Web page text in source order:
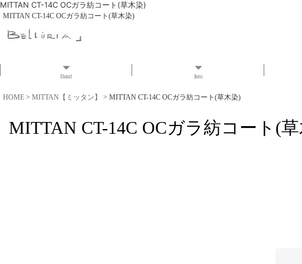
MITTAN CT-14C OCガラ紡コート(草木染)
MITTAN CT-14C OCガラ紡コート(草木染)
Brand Item
HOME > MITTAN【ミッタン】 > MITTAN CT-14C OCガラ紡コート(草木染)
MITTAN CT-14C OCガラ紡コート(